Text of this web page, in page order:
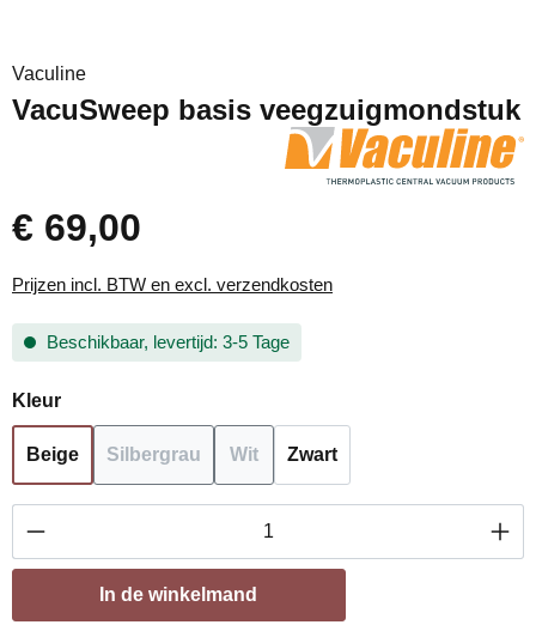
Vaculine
VacuSweep basis veegzuigmondstuk
€ 69,00
Prijzen incl. BTW en excl. verzendkosten
Beschikbaar, levertijd: 3-5 Tage
Selecteer
Kleur
Beige Silbergrau
(Deze optie is momenteel niet beschikbaar.)
Wit Zwart
Producthoeveelheid: Voer de gewenste
In de winkelmand